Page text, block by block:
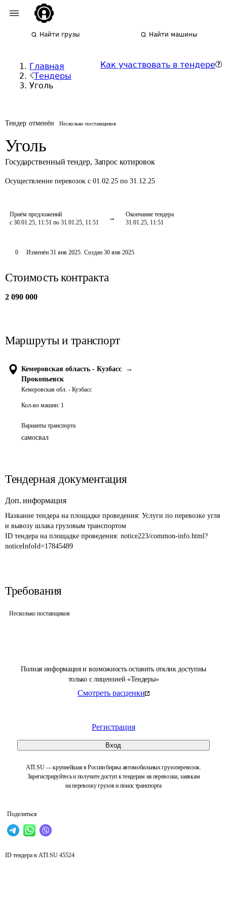
Найти грузы Найти машины
Главная
Тендеры
Уголь
Как участвовать в тендере
Тендер отменён Несколько поставщиков
Уголь
Государственный тендер, Запрос котировок
Осуществление перевозок с 01.02.25 по 31.12.25
Приём предложений
с 30.01.25, 11:51 по 31.01.25, 11:51
Окончание тендера
31.01.25, 11:51
Полная информация и возможность оставить отклик доступны
только с лицензией «Тендеры»
Смотреть расценки
Регистрация
Вход
ATI.SU — крупнейшая в России биржа автомобильных грузоперевозок.
Зарегистрируйтесь и получите доступ к тендерам на перевозки, заявкам
на перевозку грузов и поиск транспорта
Поделиться
0 Изменён 31 янв 2025. Создан 30 янв 2025
Стоимость контракта
2 090 000
Маршруты и транспорт
Кемеровская область - Кузбасс
→
Прокопьевск
Кемеровская обл. - Кузбасс
Кол-во машин: 1
Варианты транспорта
самосвал
Тендерная документация
Доп. информация
Название тендера на площадке проведения: Услуги по перевозке угля
и вывозу шлака грузовым транспортом
ID тендера на площадке проведения: notice223/common-info.html?
noticeInfoId=17845489
Требования
Несколько поставщиков
ID тендера в ATI.SU 45524